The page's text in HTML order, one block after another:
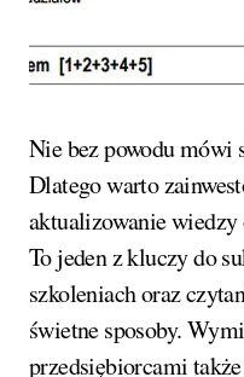
Nie bez powodu mówi
Dlatego warto
aktualizowanie wiedzy
To jeden z kluczy do
szkoleniach oraz
świetne sposoby.
przedsiębiorcami